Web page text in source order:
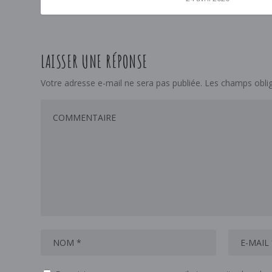
LAISSER UNE RÉPONSE
Votre adresse e-mail ne sera pas publiée. Les champs